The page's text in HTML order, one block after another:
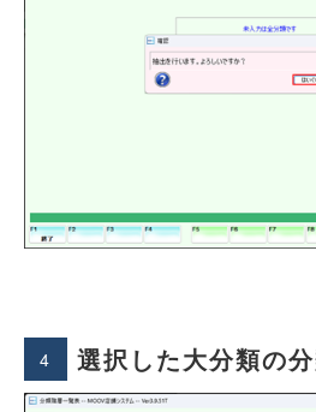
4 選択した大分類の